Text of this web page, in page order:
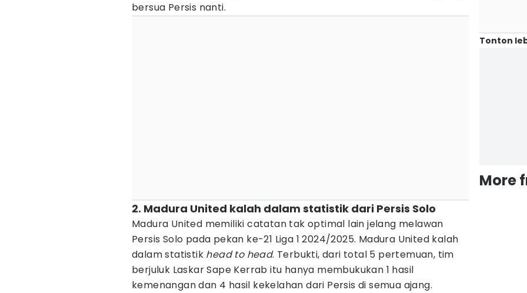
bersua Persis nanti.
2. Madura United kalah dalam statistik dari Persis Solo
Madura United memiliki catatan tak optimal lain jelang melawan
Persis Solo pada pekan ke-21 Liga 1 2024/2025. Madura United kalah
dalam statistik head to head. Terbukti, dari total 5 pertemuan, tim
berjuluk Laskar Sape Kerrab itu hanya membukukan 1 hasil
kemenangan dan 4 hasil kekelahan dari Persis di semua ajang.
Tonton
More